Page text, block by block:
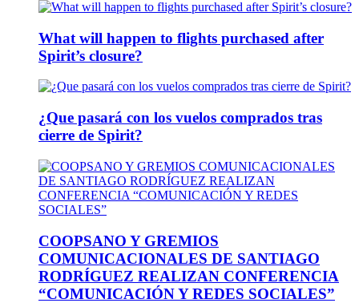
What will happen to flights purchased after
Spirit’s closure?
¿Que pasará con los vuelos comprados tras
cierre de Spirit?
COOPSANO Y GREMIOS
COMUNICACIONALES DE SANTIAGO
RODRÍGUEZ REALIZAN CONFERENCIA
“COMUNICACIÓN Y REDES SOCIALES”